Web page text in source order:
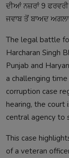
ਦੀਆਂ ਨਜ਼ਰਾਂ 9
ਜਵਾਬ ਤੋਂ ਬਾਅਦ
The legal battle
Harcharan Singh
Punjab and
a challenging
corruption case
hearing, the court
central agency to
This case
of a veteran